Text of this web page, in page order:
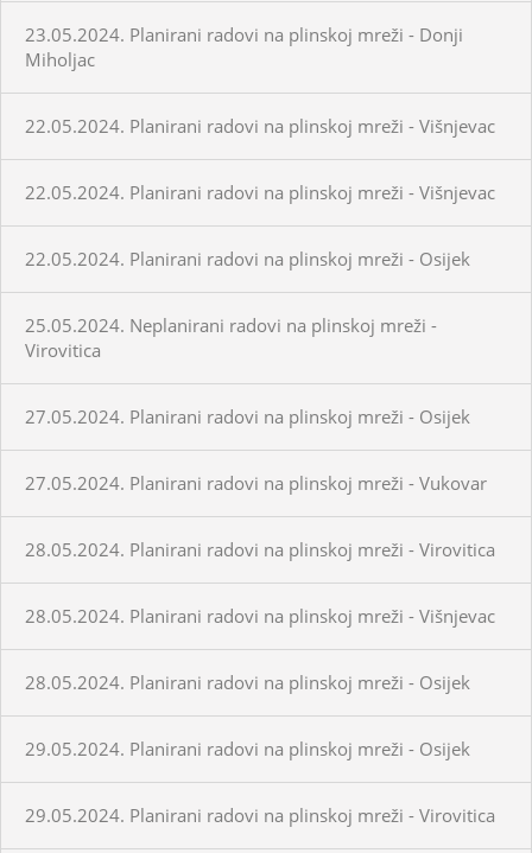
23.05.2024. Planirani radovi na plinskoj mreži - Donji
Miholjac
22.05.2024. Planirani radovi na plinskoj mreži - Višnjevac
22.05.2024. Planirani radovi na plinskoj mreži - Višnjevac
22.05.2024. Planirani radovi na plinskoj mreži - Osijek
25.05.2024. Neplanirani radovi na plinskoj mreži -
Virovitica
27.05.2024. Planirani radovi na plinskoj mreži - Osijek
27.05.2024. Planirani radovi na plinskoj mreži - Vukovar
28.05.2024. Planirani radovi na plinskoj mreži - Virovitica
28.05.2024. Planirani radovi na plinskoj mreži - Višnjevac
28.05.2024. Planirani radovi na plinskoj mreži - Osijek
29.05.2024. Planirani radovi na plinskoj mreži - Osijek
29.05.2024. Planirani radovi na plinskoj mreži - Virovitica